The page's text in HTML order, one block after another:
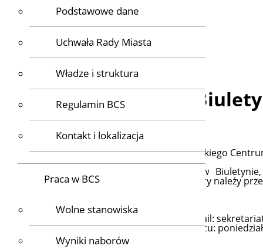
Witamy na stronie
Sportu.
Podstawowe dane
Uchwała Rady Miasta
Władze i struktura
Regulamin BCS
Kontakt i lokalizacja
Praca w BCS
Wolne stanowiska
Wyniki naborów
Biuletyn Informacji Publicznej (BIP) Bydgoskiego
Informacje publiczne nieudostępnione w
o udostępnienie informacji publicznej, który należy
ul. Gdańska 163 85-674 Bydgoszcz
telefon: 52 376 22 22 fax: 52 376 22 24 e-mail:
Godziny pracy Bydgoskiego Centrum Sportu: